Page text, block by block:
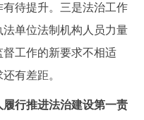
待提升。三是法治工作
单位法制机构人员力量
工作的新要求不相适
有差距。
行推进法治建设第一责